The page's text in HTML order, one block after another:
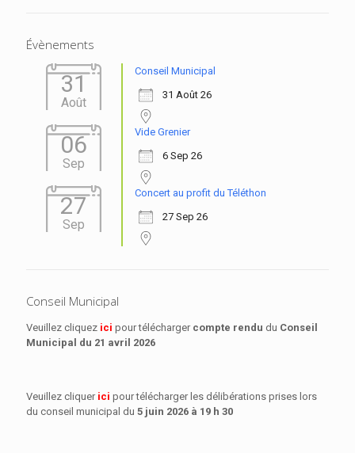
Évènements
31
Août
Conseil Municipal
31 Août 26
06
Sep
Vide Grenier
6 Sep 26
27
Sep
Concert au profit du Téléthon
27 Sep 26
Conseil Municipal
Veuillez cliquez ici pour télécharger compte rendu du Conseil
Municipal du 21 avril 2026
Veuillez cliquer ici pour télécharger les délibérations prises lors
du conseil municipal du 5 juin 2026 à 19 h 30